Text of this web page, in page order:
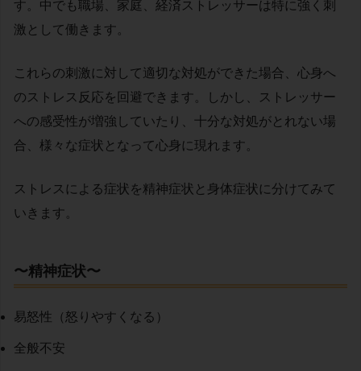
す。 中でも職場、家庭、経済ストレッサーは特に強く刺
激として働きます。
これらの刺激に対して適切な対処ができた場合、心身へ
のストレス反応を回避できます。しかし、ストレッサー
への感受性が増強していたり、十分な対処がとれない場
合、様々な症状となって心身に現れます。
ストレスによる症状を精神症状と身体症状に分けてみて
いきます。
〜精神症状〜
易怒性（怒りやすくなる）
全般不安